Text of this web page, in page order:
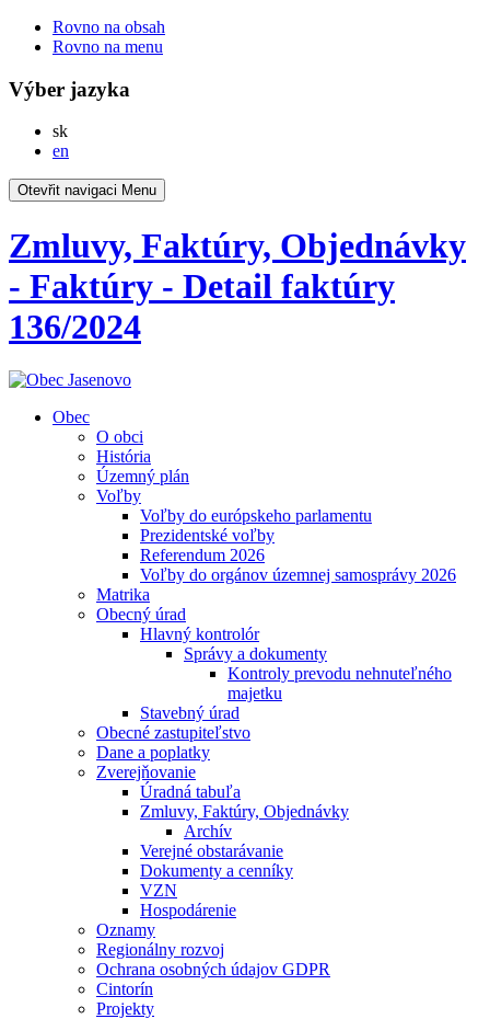
Rovno na obsah
Rovno na menu
Výber jazyka
skSlovensky
en
Otevřit navigaci Menu
Zmluvy, Faktúry, Objednávky
- Faktúry - Detail faktúry
136/2024
Obec
O obci
História
Územný plán
Voľby
Voľby do európskeho parlamentu
Prezidentské voľby
Referendum 2026
Voľby do orgánov územnej samosprávy 2026
Matrika
Obecný úrad
Hlavný kontrolór
Správy a dokumenty
Kontroly prevodu nehnuteľného
majetku
Stavebný úrad
Obecné zastupiteľstvo
Dane a poplatky
Zverejňovanie
Úradná tabuľa
Zmluvy, Faktúry, Objednávky
Archív
Verejné obstarávanie
Dokumenty a cenníky
VZN
Hospodárenie
Oznamy
Regionálny rozvoj
Ochrana osobných údajov GDPR
Cintorín
Projekty